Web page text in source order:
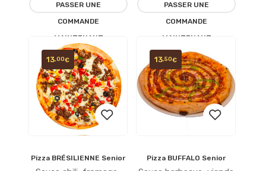
MORE
PASSER UNE
COMMANDE
MAINTENANT
MORE
PASSER UNE
COMMANDE
MAINTENANT
Ajouter
Pizza BRÉSILIENNE Senior
13 ,00€
Ajouter
Pizza BUFFALO Senior
13 ,50€